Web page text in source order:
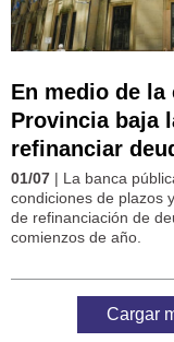
En medio de
Provincia baja
refinanciar
01/07 | La banca
condiciones de plazos
de refinanciación de
comienzos de año.
Cargar